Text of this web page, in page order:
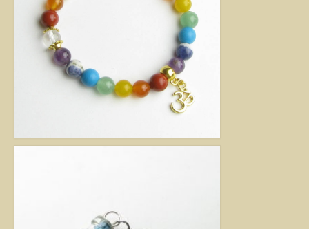
világában, mivel ezek is az egyéniség szépségét emelik ki. Nagy gonddal
válogattam ki azokat az ékszereket, amelyek megfelelnek ennek a magas
minőségi és esztétikai követelménynek. Ezeket az ékszereket azoknak
ajánlom, akik nem ragaszkodnak az ásványokhoz, féldrágakövekhez, illetve
kristályokhoz, de rajonganak az egyéni ötletekért, és valami különlegesre
vágynak. Kiváló ajándék lehet belőlük születésnapra, névnapra, karácsonyra.
Garantáltan örömöt szerezhet velük szeretteinek.
Igény szerinti átalakítás – INGYENES